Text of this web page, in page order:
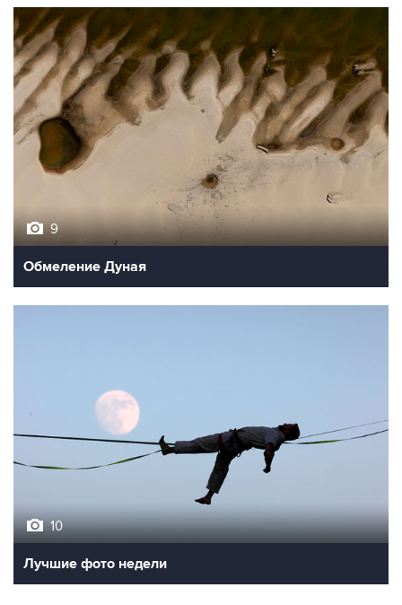
9
Обмеление Дуная
10
Лучшие фото недели